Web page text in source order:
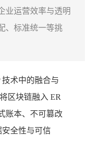
业运营效率与透明
、标准统一等挑
术中的融合与
区块链融入 ER
账本、不可篡改
安全性与可信